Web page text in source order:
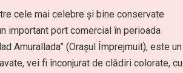
cele mai celebre și bine conservate
important port comercial în perioada
Amurallada” (Orașul Împrejmuit), este un
vei fi înconjurat de clădiri colorate, cu